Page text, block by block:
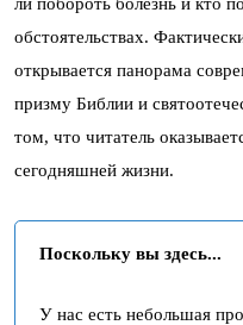
обстоятельствах.
открывается панорама
призму Библии и
том, что читатель
сегодняшней жизни.
Поскольку вы здесь...
У нас есть небольшая